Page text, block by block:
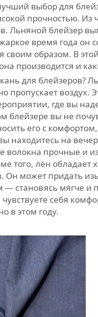
выбор для
прочностью. Из
Льняной блейзер
время года он
своим образом. В
производится и
для блейзеров?
пропускает воздух.
где вы
блейзере вы не
его с
находитесь на
волокна прочные и
того, лён
может придать
— становясь мягче
себя
в этом году.